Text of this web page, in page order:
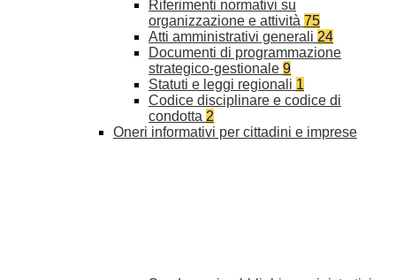
Riferimenti normativi su
organizzazione e attività 75
Atti amministrativi generali 24
Documenti di programmazione
strategico-gestionale 9
Statuti e leggi regionali 1
Codice disciplinare e codice di
condotta 2
Oneri informativi per cittadini e imprese